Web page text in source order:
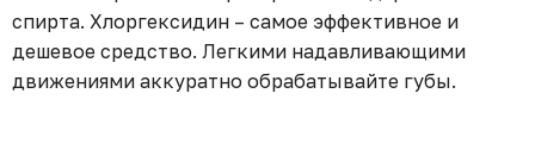
спирта. Хлоргексидин – самое эффективное и
дешевое средство. Легкими надавливающими
движениями аккуратно обрабатывайте губы.